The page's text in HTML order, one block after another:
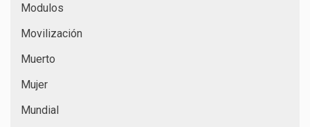
Modulos
Movilización
Muerto
Mujer
Mundial